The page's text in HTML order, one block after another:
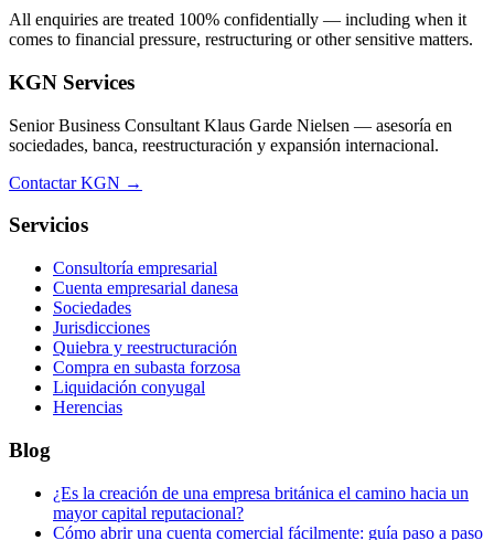
All enquiries are treated 100% confidentially — including when it
comes to financial pressure, restructuring or other sensitive matters.
KGN Services
Senior Business Consultant Klaus Garde Nielsen — asesoría en
sociedades, banca, reestructuración y expansión internacional.
Contactar KGN →
Servicios
Consultoría empresarial
Cuenta empresarial danesa
Sociedades
Jurisdicciones
Quiebra y reestructuración
Compra en subasta forzosa
Liquidación conyugal
Herencias
Blog
¿Es la creación de una empresa británica el camino hacia un
mayor capital reputacional?
Cómo abrir una cuenta comercial fácilmente: guía paso a paso